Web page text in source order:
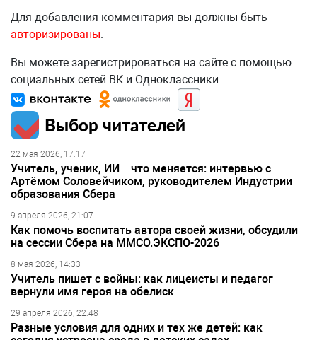
Для добавления комментария вы должны быть
авторизированы.
Вы можете зарегистрироваться на сайте с помощью
социальных сетей ВК и Одноклассники
Выбор читателей
22 мая 2026, 17:17
Учитель, ученик, ИИ – что меняется: интервью с
Артёмом Соловейчиком, руководителем Индустрии
образования Сбера
9 апреля 2026, 21:07
Как помочь воспитать автора своей жизни, обсудили
на сессии Сбера на ММСО.ЭКСПО-2026
8 мая 2026, 14:33
Учитель пишет с войны: как лицеисты и педагог
вернули имя героя на обелиск
29 апреля 2026, 22:48
Разные условия для одних и тех же детей: как